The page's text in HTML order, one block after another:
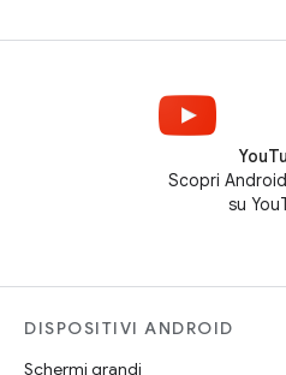
Scopri
su
DISPOSITIVI ANDROID
Schermi grandi